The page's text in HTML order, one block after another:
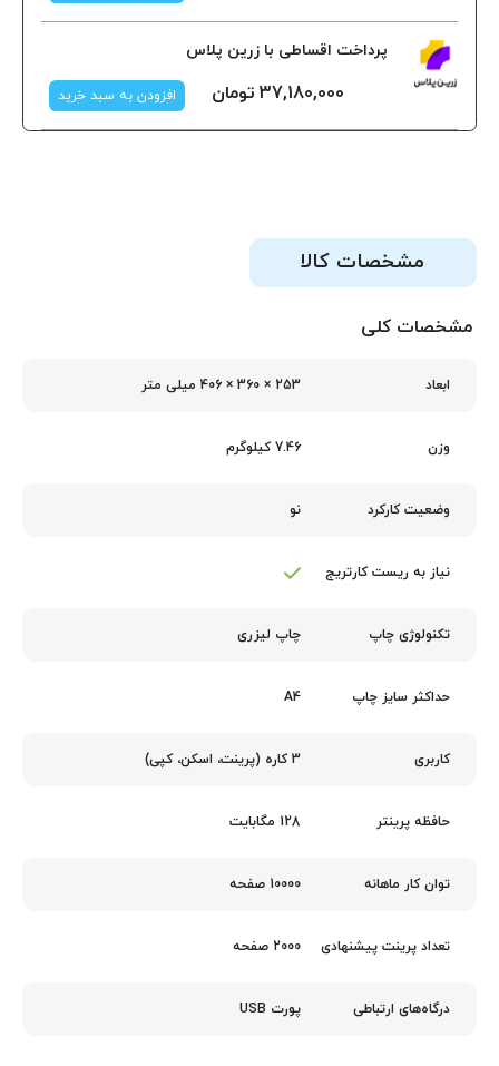
پرداخت اقساطی با زرین پلاس
37,180,000 تومان افزودن به سبد خرید
مشخصات کالا
مشخصات کلی
ابعاد 253 × 360 × 406 میلی‌ متر
وزن 7.46 کیلوگرم
وضعیت کارکرد نو
نیاز به ریست کارتریج
تکنولوژی چاپ چاپ لیزری
حداکثر سایز چاپ A4
کاربری 3 کاره (پرینت، اسکن، کپی)
حافظه پرینتر 128 مگابایت
توان کار ماهانه 10000 صفحه
تعداد پرینت پیشنهادی 2000 صفحه
درگاه‌های ارتباطی پورت USB